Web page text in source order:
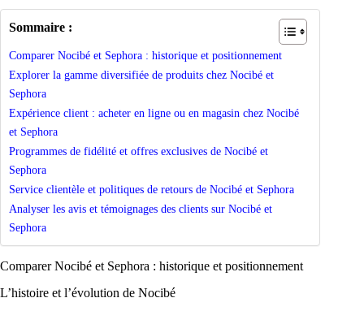
Sommaire :
Comparer Nocibé et Sephora : historique et positionnement
Explorer la gamme diversifiée de produits chez Nocibé et
Sephora
Expérience client : acheter en ligne ou en magasin chez Nocibé
et Sephora
Programmes de fidélité et offres exclusives de Nocibé et
Sephora
Service clientèle et politiques de retours de Nocibé et Sephora
Analyser les avis et témoignages des clients sur Nocibé et
Sephora
Comparer Nocibé et Sephora : historique et positionnement
L’histoire et l’évolution de Nocibé